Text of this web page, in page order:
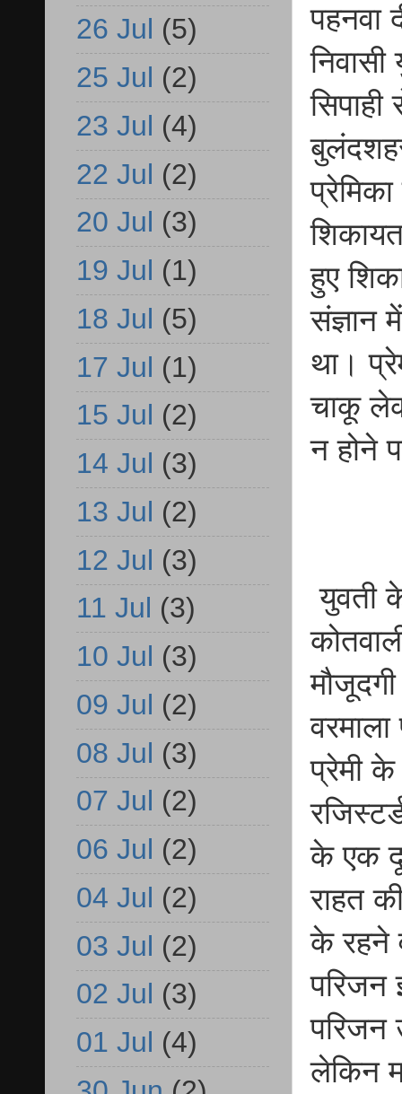
पहनवा
हुए
संज्ञान
था।
चाकू
न होने
युवती
प्रेमी के
के एक
राहत
के रहने
परिजन
परिजन
लेकिन
26 Jul (5)
25 Jul (2)
23 Jul (4)
22 Jul (2)
20 Jul (3)
19 Jul (1)
18 Jul (5)
17 Jul (1)
15 Jul (2)
14 Jul (3)
13 Jul (2)
12 Jul (3)
11 Jul (3)
10 Jul (3)
09 Jul (2)
08 Jul (3)
07 Jul (2)
06 Jul (2)
04 Jul (2)
03 Jul (2)
02 Jul (3)
01 Jul (4)